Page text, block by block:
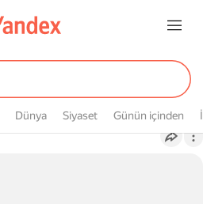
Dünya Siyaset Günün içinden